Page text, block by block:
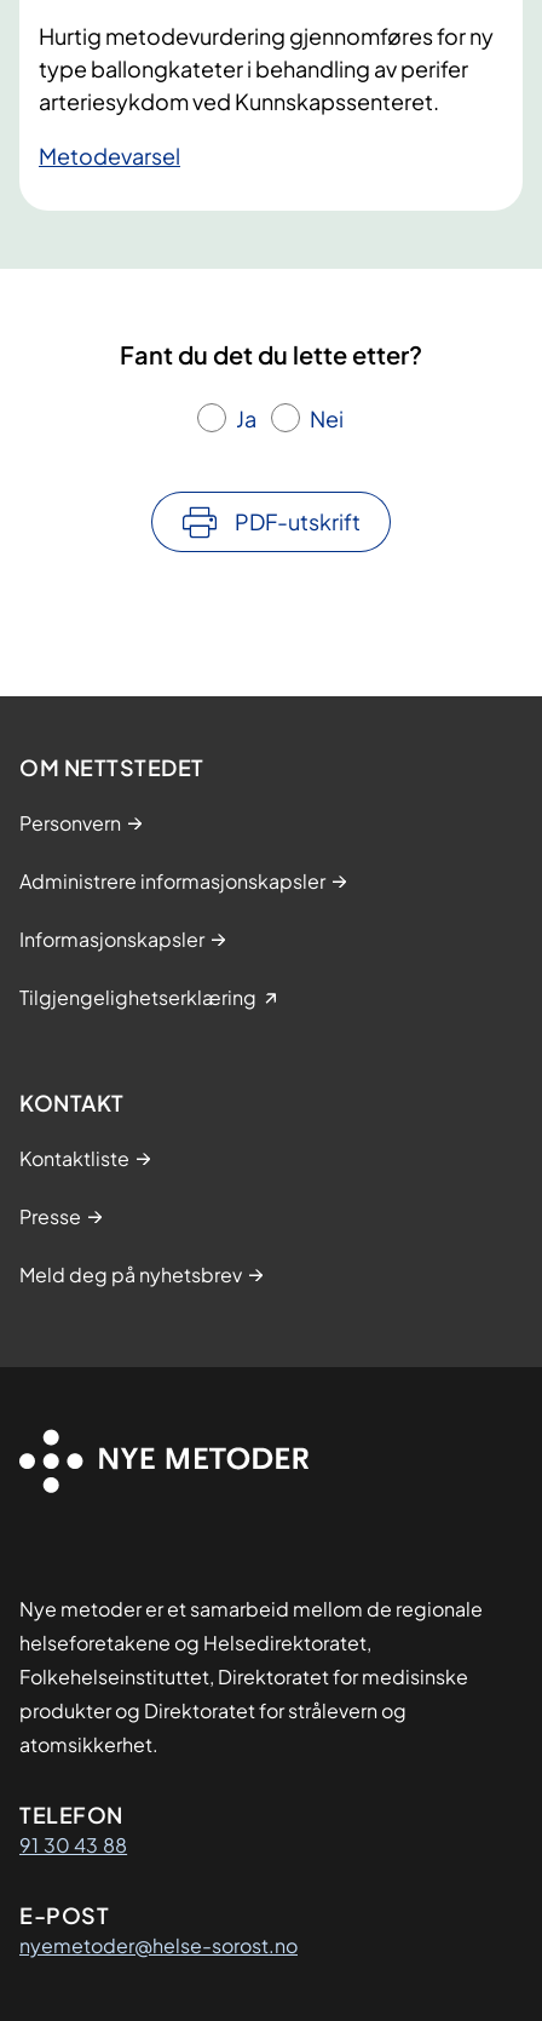
Hurtig metodevurdering gjennomføres for ny
type ballongkateter i behandling av perifer
arteriesykdom ved Kunnskapssenteret.
Metodevarsel
Fant du det du lette etter?
Ja Nei
PDF-utskrift
OM NETTSTEDET
Personvern
Administrere informasjonskapsler
Informasjonskapsler
Tilgjengelighetserklæring
KONTAKT
Kontaktliste
Presse
Meld deg på nyhetsbrev
Nye metoder er et samarbeid mellom de regionale
helseforetakene og Helsedirektoratet,
Folkehelseinstituttet, Direktoratet for medisinske
produkter og Direktoratet for strålevern og
atomsikkerhet.
Kontaktinformasjon
TELEFON
91 30 43 88
E-POST
nyemetoder@helse-sorost.no